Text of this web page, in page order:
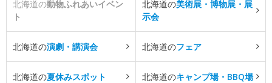
北海道の動物ふれあいイベン
ト
北海道の美術展・博物展・展
示会
北海道の演劇・講演会 北海道のフェア
北海道の夏休みスポット 北海道のキャンプ場・BBQ場